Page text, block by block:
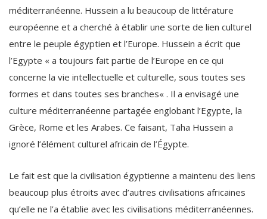
méditerranéenne. Hussein a lu beaucoup de littérature
européenne et a cherché à établir une sorte de lien culturel
entre le peuple égyptien et l’Europe. Hussein a écrit que
l’Egypte « a toujours fait partie de l’Europe en ce qui
concerne la vie intellectuelle et culturelle, sous toutes ses
formes et dans toutes ses branches« . Il a envisagé une
culture méditerranéenne partagée englobant l’Egypte, la
Grèce, Rome et les Arabes. Ce faisant, Taha Hussein a
ignoré l’élément culturel africain de l’Égypte.
Le fait est que la civilisation égyptienne a maintenu des liens
beaucoup plus étroits avec d’autres civilisations africaines
qu’elle ne l’a établie avec les civilisations méditerranéennes.